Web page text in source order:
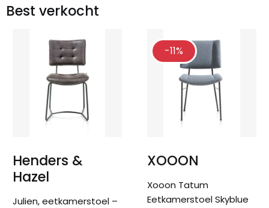
Best verkocht
Henders &
Hazel
Julien, eetkamerstoel –
-11%
XOOON
Xooon Tatum
Eetkamerstoel Skyblue